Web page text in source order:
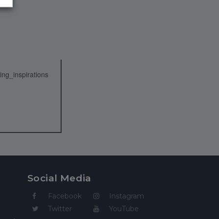
Social Media
Facebook
Twitter
Instagram
YouTube